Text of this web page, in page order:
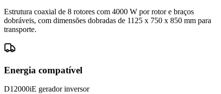
Estrutura coaxial de 8 rotores com 4000 W por rotor e braços
dobráveis, com dimensões dobradas de 1125 x 750 x 850 mm para
transporte.
Energia compatível
D12000iE gerador inversor